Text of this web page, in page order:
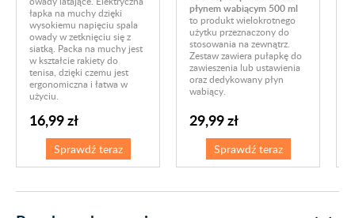
łapka na muchy dzięki
wysokiemu napięciu spala
owady w zetknięciu się z
siatką. Packa na muchy jest
w kształcie rakiety do
tenisa, dzięki czemu jest
ergonomiczna i łatwa w
użyciu.
16,99 zł
Sprawdź teraz
płynem wabiącym 500 ml
to produkt wielokrotnego
użytku przeznaczony do
stosowania na zewnątrz.
Zestaw zawiera pułapkę do
zawieszenia lub ustawienia
oraz dedykowany płyn
wabiący.
29,99 zł
Sprawdź teraz